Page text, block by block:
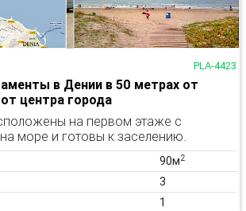
PLA-4423
в Дении в 50 метрах от
центра города
на первом этаже с
море и готовы к заселению.
90м2
3
1